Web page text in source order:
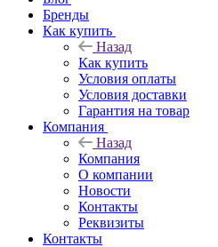
Бренды
Как купить
Назад
Как купить
Условия оплаты
Условия доставки
Гарантия на товар
Компания
Назад
Компания
О компании
Новости
Контакты
Реквизиты
Контакты